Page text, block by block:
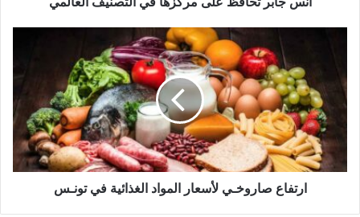
ارتفاع صاروخـي لأسعار المواد الغذائية في تونـس